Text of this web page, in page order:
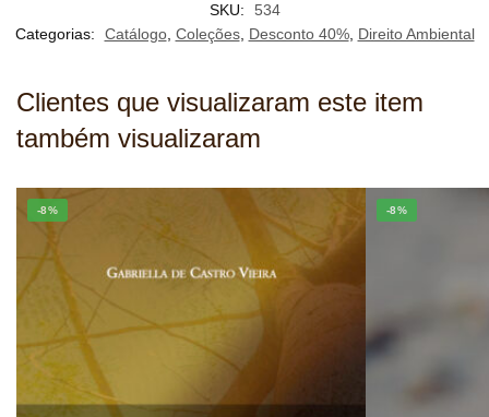
SKU:
534
Categorias:
Catálogo, Coleções, Desconto 40%, Direito Ambiental
Clientes que visualizaram este item
também visualizaram
-8% -8%